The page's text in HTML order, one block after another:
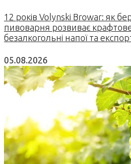
12 років Volynski Browar: як
пивоварня розвиває
безалкогольні напої та
05.08.2026